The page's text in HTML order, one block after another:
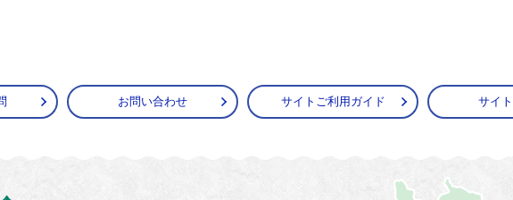
お問い合わせ サイトご利用ガイド サイ